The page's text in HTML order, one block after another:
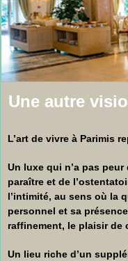
Une autre
L’art de vivre à Parimis
Un luxe qui n’a pas
paraître et de
l’intimité, au sens où la
personnel et sa
raffinement, le plaisir de
Un lieu riche d’un